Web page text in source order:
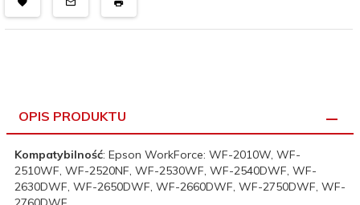
OPIS PRODUKTU
Kompatybilność: Epson WorkForce: WF-2010W, WF-
2510WF, WF-2520NF, WF-2530WF, WF-2540DWF, WF-
2630DWF, WF-2650DWF, WF-2660DWF, WF-2750DWF, WF-